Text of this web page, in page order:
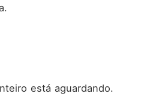
de proteger a mulher que
está aguardando.